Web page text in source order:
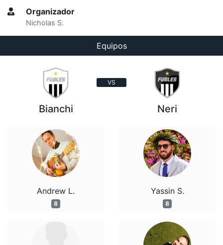
Organizador
Nicholas S.
Equipos
VS
Bianchi
Andrew L.
8
Neri
Yassin S.
8